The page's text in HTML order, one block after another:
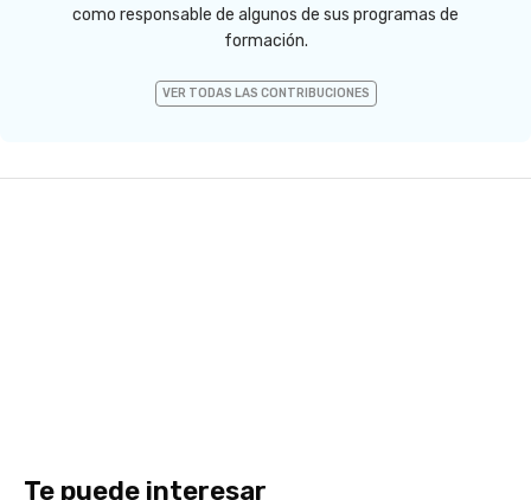
como responsable de algunos de sus programas de
formación.
VER TODAS LAS CONTRIBUCIONES
Te puede interesar